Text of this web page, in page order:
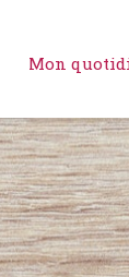
Mon